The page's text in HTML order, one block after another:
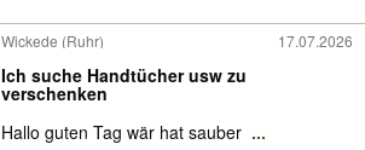
Wickede (Ruhr) 17.07.2026
Ich suche Handtücher usw zu
verschenken
Hallo guten Tag wär hat sauber ...